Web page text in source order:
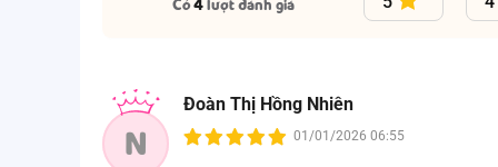
Có4lượt đánh giá
N
Đoàn Thị Hồng Nhiên
01/01/2026 06:55